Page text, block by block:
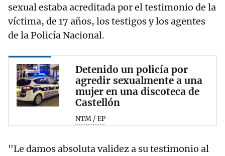
sexual estaba acreditada por el testimonio de la
víctima, de 17 años, los testigos y los agentes
de la Policía Nacional.
Detenido un policía por
agredir sexualmente a una
mujer en una discoteca de
Castellón
NTM / EP
"Le damos absoluta validez a su testimonio al